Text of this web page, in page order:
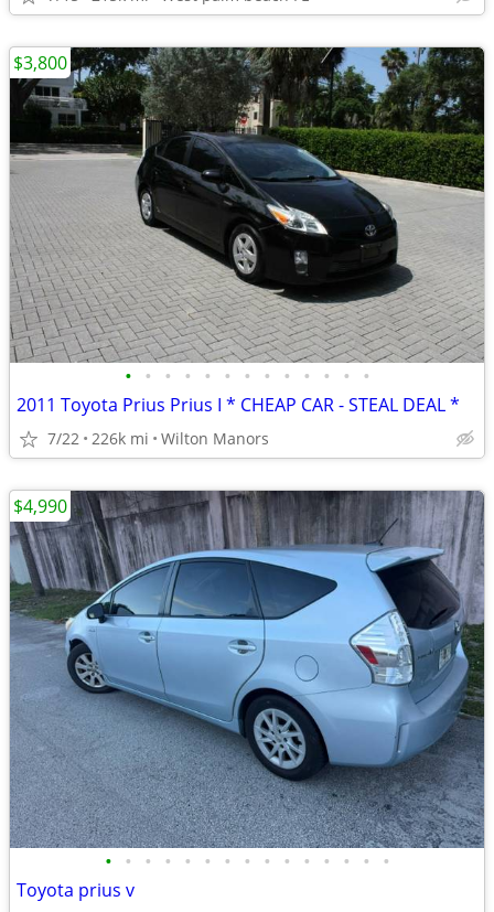
• • • • • • • • • • • • •
2011 Toyota Prius Prius I * CHEAP CAR - STEAL DEAL *
7/22 226k mi Wilton Manors
$3,800
• • • • • • • • • • • • • • •
Toyota prius v
$4,990